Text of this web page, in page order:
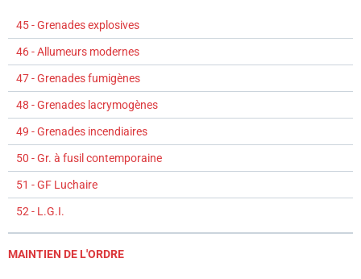
45 - Grenades explosives
46 - Allumeurs modernes
47 - Grenades fumigènes
48 - Grenades lacrymogènes
49 - Grenades incendiaires
50 - Gr. à fusil contemporaine
51 - GF Luchaire
52 - L.G.I.
MAINTIEN DE L'ORDRE